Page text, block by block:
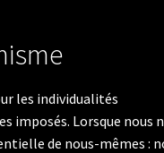
les individualités
imposés. Lorsque nous
de nous-mêmes :